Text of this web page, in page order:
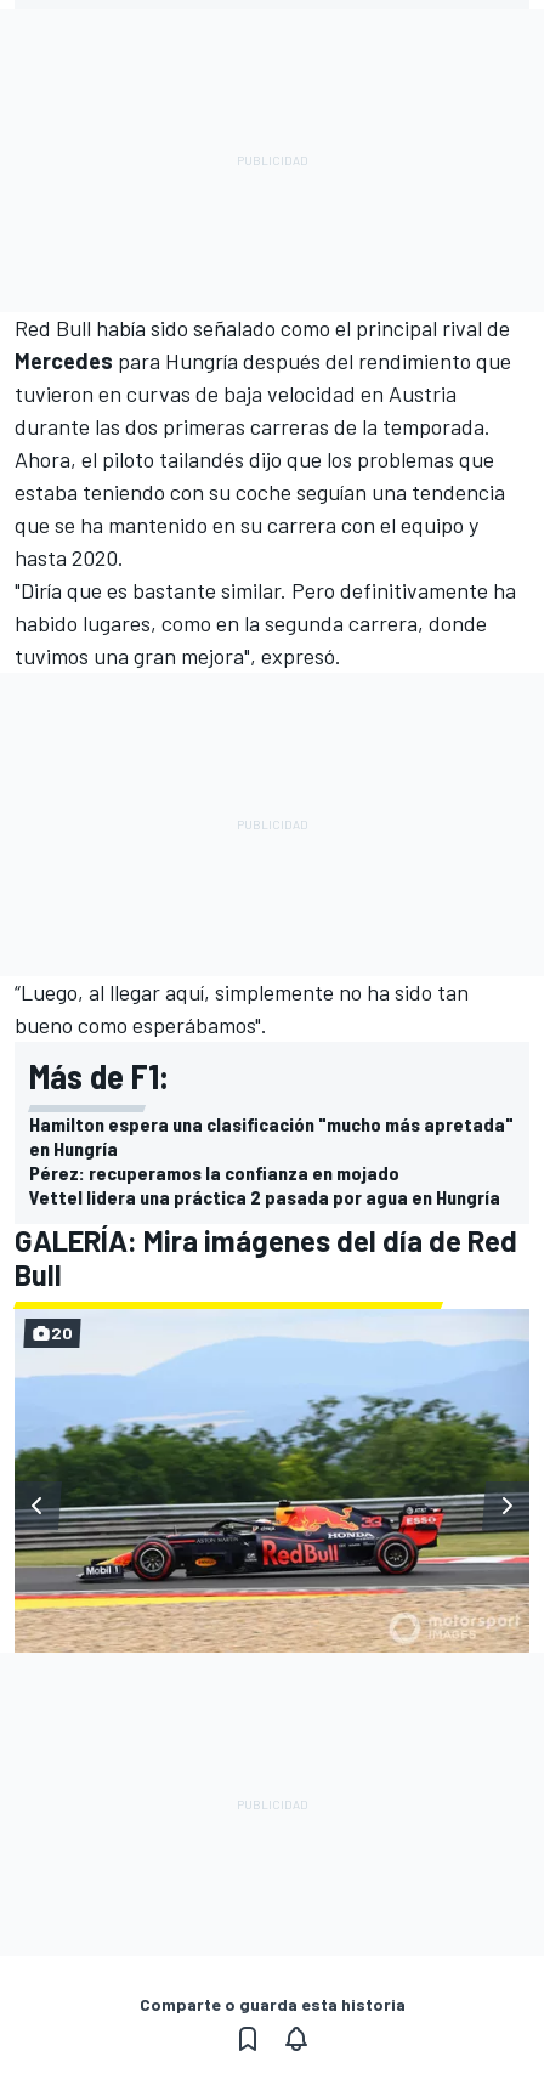
Red Bull había sido señalado como el principal rival de
Mercedes para Hungría después del rendimiento que
tuvieron en curvas de baja velocidad en Austria
durante las dos primeras carreras de la temporada.
Ahora, el piloto tailandés dijo que los problemas que
estaba teniendo con su coche seguían una tendencia
que se ha mantenido en su carrera con el equipo y
hasta 2020.
"Diría que es bastante similar. Pero definitivamente ha
habido lugares, como en la segunda carrera, donde
tuvimos una gran mejora", expresó.
“Luego, al llegar aquí, simplemente no ha sido tan
bueno como esperábamos".
Más de F1:
Hamilton espera una clasificación "mucho más apretada"
en Hungría
Pérez: recuperamos la confianza en mojado
Vettel lidera una práctica 2 pasada por agua en Hungría
GALERÍA: Mira imágenes del día de Red
Bull
20
Comparte o guarda esta historia